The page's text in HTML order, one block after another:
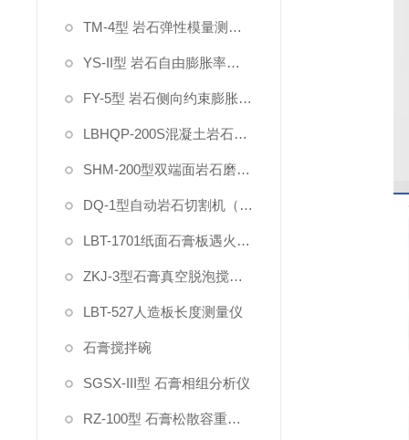
TM-4型 岩石弹性模量测定仪
YS-II型 岩石自由膨胀率试验仪
FY-5型 岩石侧向约束膨胀试验仪
LBHQP-200S混凝土岩石双刀切割磨平一体机
SHM-200型双端面岩石磨石机
DQ-1型自动岩石切割机（双刀）
LBT-1701纸面石膏板遇火稳定性测试仪
ZKJ-3型石膏真空脱泡搅拌机
LBT-527人造板长度测量仪
石膏搅拌碗
SGSX-III型 石膏相组分析仪
RZ-100型 石膏松散容重测定仪